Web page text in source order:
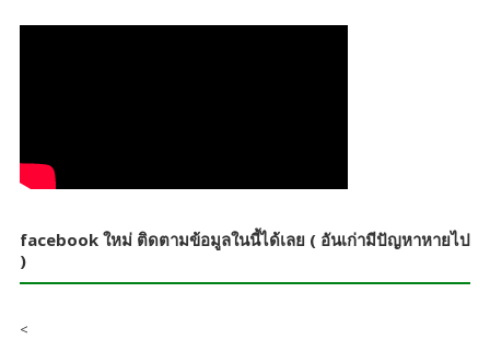
facebook ใหม่ ติดตามข้อมูลในนี้ได้เลย ( อันเก่ามีปัญหาหายไป
)
<